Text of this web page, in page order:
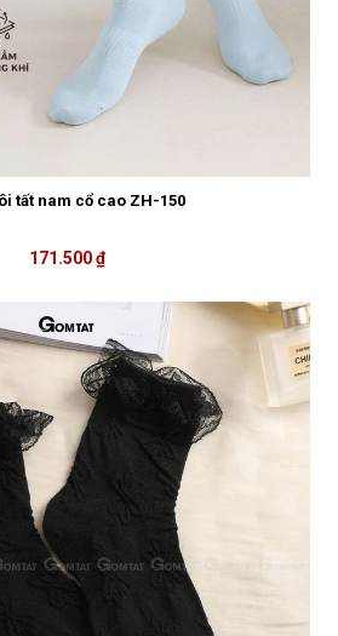
tất nam cổ cao ZH-150
171.500 ₫